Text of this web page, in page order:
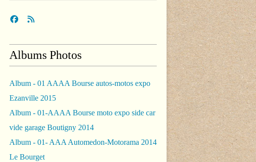
Albums Photos
Album - 01 AAAA Bourse autos-motos expo
Ezanville 2015
Album - 01-AAAA Bourse moto expo side car
vide garage Boutigny 2014
Album - 01- AAA Automedon-Motorama 2014
Le Bourget